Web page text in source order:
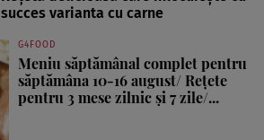
succes varianta cu carne
G4FOOD
Meniu săptămânal complet pentru
săptămâna 10-16 august/ Rețete
pentru 3 mese zilnic și 7 zile/...